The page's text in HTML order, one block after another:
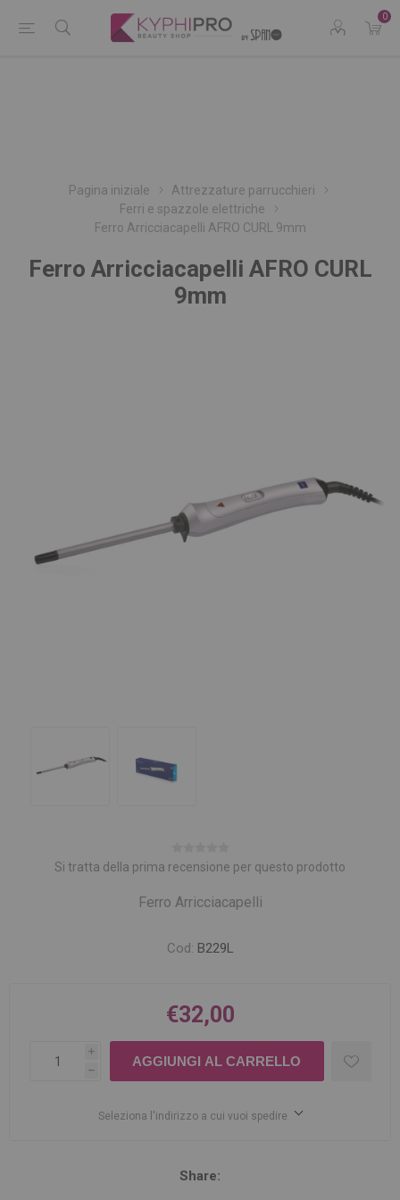
0
Pagina iniziale
Attrezzature parrucchieri
Ferri e spazzole elettriche
Ferro Arricciacapelli AFRO CURL 9mm
Ferro Arricciacapelli AFRO CURL
9mm
Si tratta della prima recensione per questo prodotto
Ferro Arricciacapelli
Cod: B229L
€32,00
i
h
Seleziona l'indirizzo a cui vuoi spedire
Share: